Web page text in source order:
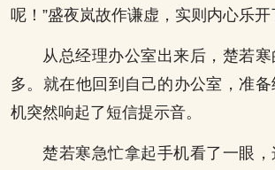
呢！”盛夜岚故作谦虚，实则内心乐开
从总经理办公室出来后，楚若
多。就在他回到自己的办公室，准
机突然响起了短信提示音。
楚若寒急忙拿起手机看了一眼